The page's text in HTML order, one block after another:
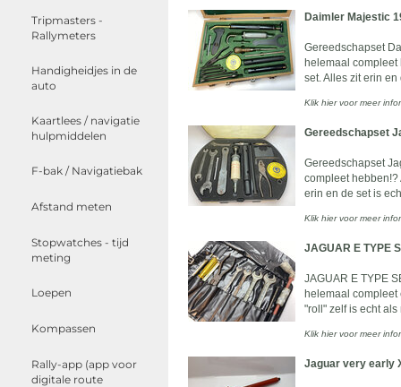
Tripmasters -
Rallymeters
Handigheidjes in de
auto
Kaartlees / navigatie
hulpmiddelen
F-bak / Navigatiebak
Afstand meten
Stopwatches - tijd
meting
Loepen
Kompassen
Rally-app (app voor
digitale route
Daimler Majestic
Gereedschapset
helemaal
set. Alles zit erin en
Klik hier voor meer
Gereedschapset
Gereedschapset
compleet
erin en de set is
Klik hier voor meer
JAGUAR E TYPE
JAGUAR E TYPE
helemaal
"roll" zelf is echt als
Klik hier voor meer
Jaguar very early